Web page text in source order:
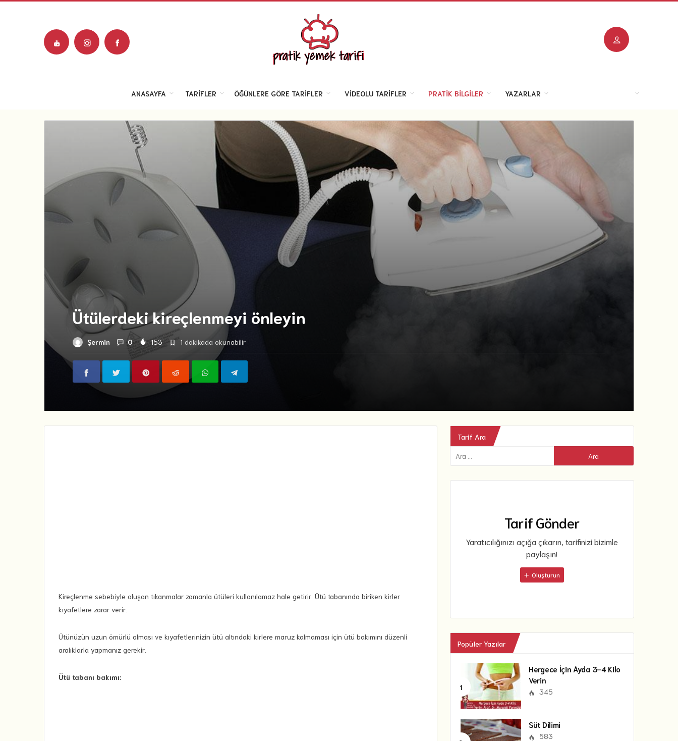
ANASAYFA TARIFLER ÖĞÜNLERE GÖRE TARIFLER VIDEOLU TARIFLER PRATIK BILGILER YAZARLAR
Ütülerdeki kireçlenmeyi önleyin
Şermin 0 153 1 dakikada okunabilir
Kireçlenme sebebiyle oluşan tıkanmalar zamanla ütüleri kullanılamaz hale getirir. Ütü tabanında biriken kirler
kıyafetlere zarar verir.
Ütünüzün uzun ömürlü olması ve kıyafetlerinizin ütü altındaki kirlere maruz kalmaması için ütü bakımını düzenli
aralıklarla yapmanız gerekir.
Ütü tabanı bakımı:
Tarif Ara
Tarif Gönder
Yaratıcılığınızı açığa çıkarın, tarifinizi bizimle
paylaşın!
Oluşturun
Popüler Yazılar
Hergece İçin Ayda 3-4 Kilo
Verin
345
Süt Dilimi
583